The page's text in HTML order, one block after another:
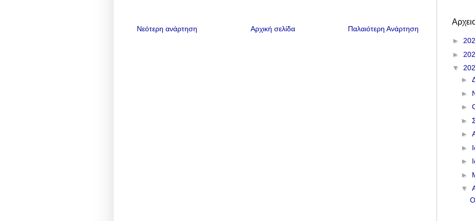
Νεότερη ανάρτηση Παλαιότερη Ανάρτηση
Αρχική σελίδα
►
►
▼
►
►
►
►
►
►
►
►
▼